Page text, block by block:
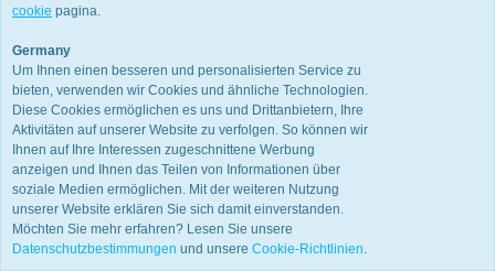
cookie pagina.
Germany
Um Ihnen einen besseren und personalisierten Service zu
bieten, verwenden wir Cookies und ähnliche Technologien.
Diese Cookies ermöglichen es uns und Drittanbietern, Ihre
Aktivitäten auf unserer Website zu verfolgen. So können wir
Ihnen auf Ihre Interessen zugeschnittene Werbung
anzeigen und Ihnen das Teilen von Informationen über
soziale Medien ermöglichen. Mit der weiteren Nutzung
unserer Website erklären Sie sich damit einverstanden.
Möchten Sie mehr erfahren? Lesen Sie unsere
Datenschutzbestimmungen und unsere Cookie-Richtlinien.